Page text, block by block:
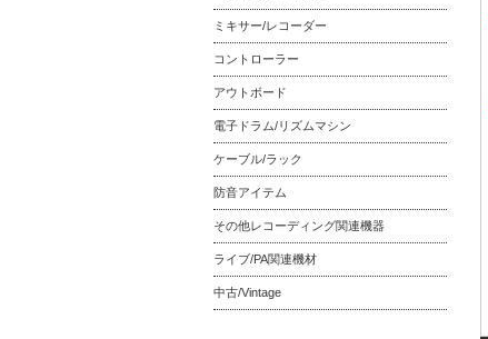
ミキサー/レコーダー
コントローラー
アウトボード
電子ドラム/リズムマシン
ケーブル/ラック
防音アイテム
その他レコーディング関連機器
ライブ/PA関連機材
中古/Vintage